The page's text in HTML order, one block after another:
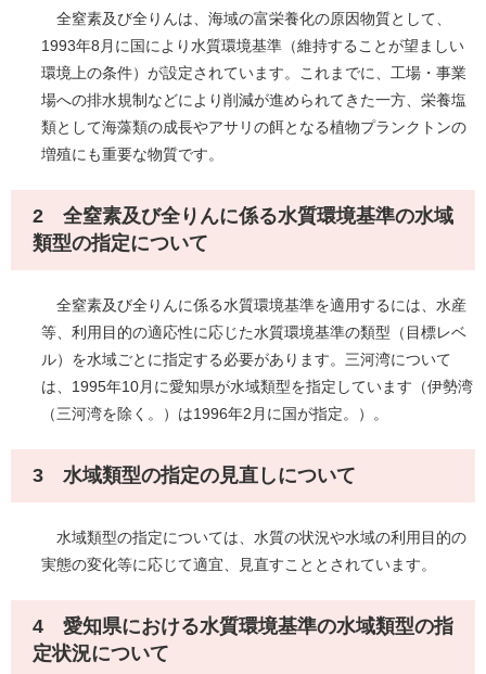
全窒素及び全りんは、海域の富栄養化の原因物質として、
1993年8月に国により水質環境基準（維持することが望ましい
環境上の条件）が設定されています。これまでに、工場・事業
場への排水規制などにより削減が進められてきた一方、栄養塩
類として海藻類の成長やアサリの餌となる植物プランクトンの
増殖にも重要な物質です。
2 全窒素及び全りんに係る水質環境基準の水域
類型の指定について​
全窒素及び全りんに係る水質環境基準を適用するには、水産
等、利用目的の適応性に応じた水質環境基準の類型（目標レベ
ル）を水域ごとに指定する必要があります。三河湾について
は、1995年10月に愛知県が水域類型を指定しています（伊勢湾
（三河湾を除く。）は1996年2月に国が指定。）。
3 水域類型の指定の見直しについて
水域類型の指定については、水質の状況や水域の利用目的の
実態の変化等に応じて適宜、見直すこととされています。
4 愛知県における水質環境基準の水域類型の指
定状況について